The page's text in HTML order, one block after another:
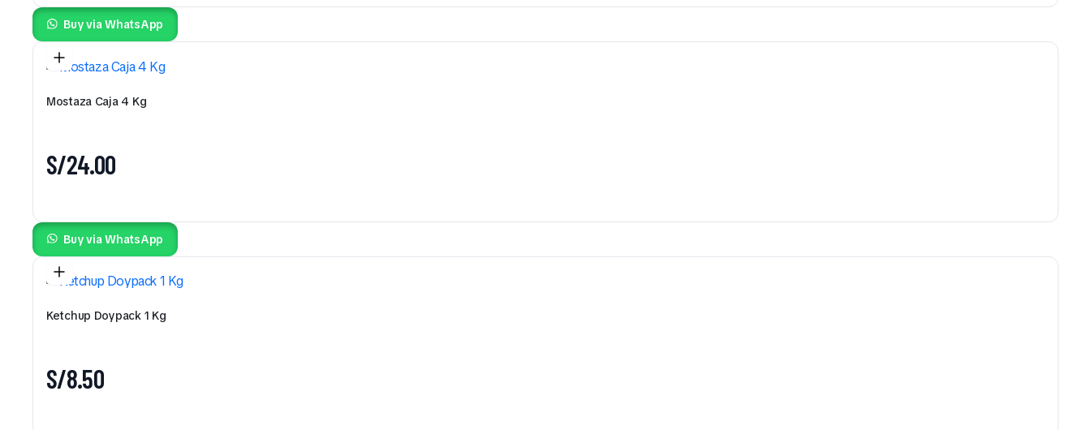
Buy via WhatsApp
Mostaza Caja 4 Kg
S/24.00
Buy via WhatsApp
Ketchup Doypack 1 Kg
S/8.50